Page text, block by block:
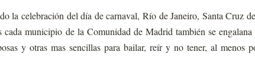
la celebración del día de carnaval, Río de Janeiro, Santa Cruz
municipio de la Comunidad de Madrid también se engalana
y otras mas sencillas para bailar, reír y no tener, al menos